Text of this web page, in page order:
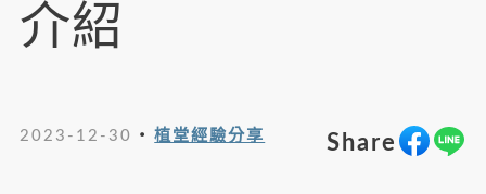
介紹
2023-12-30 ・植堂經驗分享 Share